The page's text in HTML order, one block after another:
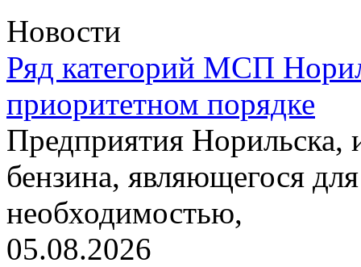
Новости
Ряд категорий МСП
приоритетном порядке
Предприятия
бензина, являющегося
необходимостью,
05.08.2026